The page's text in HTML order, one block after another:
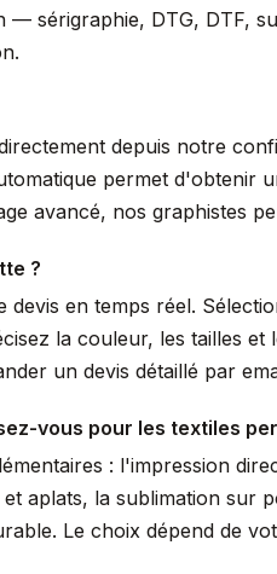
— sérigraphie, DTG, DTF,
depuis notre
permet d'obtenir
avancé, nos graphistes
?
en temps réel.
la couleur, les tailles
un devis détaillé par
vous pour les textiles
: l'impression
aplats, la sublimation sur
Le choix dépend de